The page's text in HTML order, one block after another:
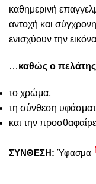
καθημερινή
αντοχή και
ενισχύουν την
…καθώς ο πελάτης
το χρώμα,
τη σύνθεση
και την
ΣΥΝΘΕΣΗ: Ύφασμα